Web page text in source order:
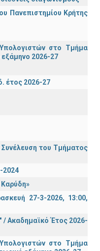
Πανεπιστημίου Κρήτης
στο Τμήμα
εξάμηνο 2026-27
έτος 2026-27
του Τμήματος
2024
27-3-2026, 13:00,
/ Ακαδημαϊκό Έτος 2026-
στο Τμήμα